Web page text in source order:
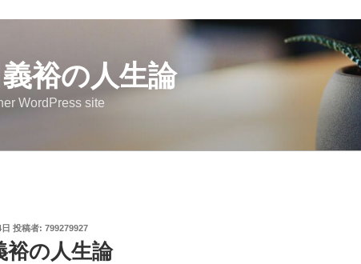
裕の人生論
WordPress site
投稿者: 799279927
裕の人生論